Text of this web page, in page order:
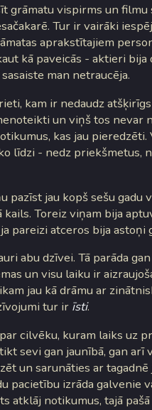
grāmatu vispirms un
Tur ir vairāki
aprakstītajiem
kā paveicās - aktieri bija
man netraucēja.
kam ir nedaudz
un viņš tos nevar
kas jau
līdzi - nedz priekšmetus,
pazīst jau kopš sešu gadu
Toreiz viņam bija
pareizi atceros bija astoņi
abu dzīvei. Tā parāda
un visu laiku ir
jau kā drāmu ar
tur ir īsti.
cilvēku, kuram laiks uz
sevi gan jaunībā, gan arī
un sarunāties ar
pacietību izrāda galvenie
atklāj notikumus, tajā